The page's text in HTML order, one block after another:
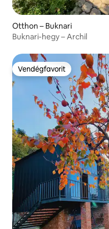
Otthon – Buknari
Buknari-hegy – Archil
Vendégfavorit
Vendégfavorit